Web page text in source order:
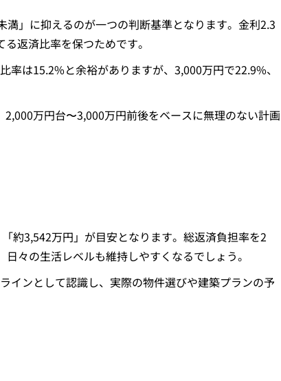
」に抑えるのが一つの判断基準となります。金利2.3
返済比率を保つためです。
率は15.2%と余裕がありますが、3,000万円で22.9%、
万円台〜3,000万円前後をベースに無理のない計画
約3,542万円」が目安となります。総返済負担率を2
々の生活レベルも維持しやすくなるでしょう。
インとして認識し、実際の物件選びや建築プランの予